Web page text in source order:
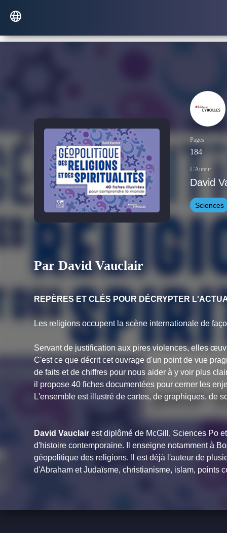
Pages
184
L'Auteur
David
Sciences
Par David Vauclair
REPÈRES ET CLÉS POUR DÉCRYPTER
Les religions occupent la scène internationale de
Servant de justification aux pires violences, elles
C'est ce que décrit cet ouvrage d'un point de vue
de faits et de chiffres pour nous aider à y voir plus
il propose 40 fiches documentées pour cerner les
L'ensemble est illustré de cartes, de graphiques, de
David Vauclair est diplômé de McGill, Sciences Po
d'histoire contemporaine. Il enseigne notamment à
géopolitique des religions. Il est déjà l'auteur de
d'Abraham etJudaïsme, christianisme, islam, points